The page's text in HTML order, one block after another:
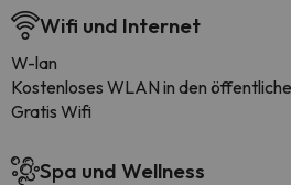
Wifi und Internet
W-lan
Kostenloses WLAN in den
Gratis Wifi
Spa und Wellness